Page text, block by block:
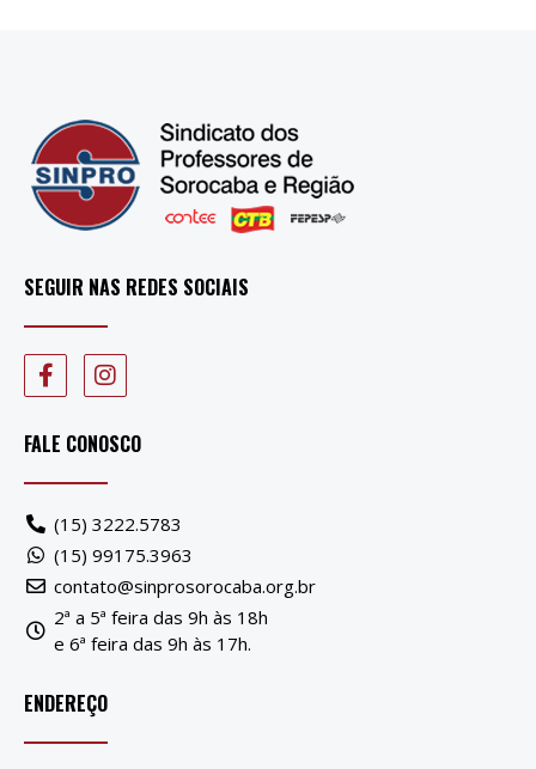
SEGUIR NAS REDES SOCIAIS
FALE CONOSCO
(15) 3222.5783
(15) 99175.3963
contato@sinprosorocaba.org.br
2ª a 5ª feira das 9h às 18h
e 6ª feira das 9h às 17h.
ENDEREÇO